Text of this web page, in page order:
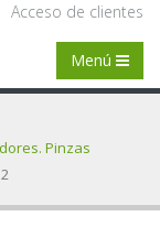
Acceso de clientes
Menú
Pinzas